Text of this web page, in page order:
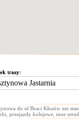
trasy:
do ul Braci Kłosów nie
przejazdy kolejowe, inne